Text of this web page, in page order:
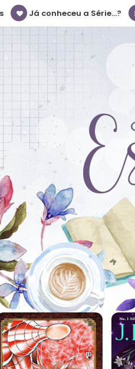
Já conheceu a Série...?